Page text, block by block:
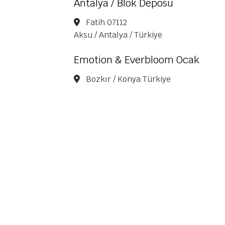
Antalya / Blok Deposu
Fatih 07112
Aksu / Antalya / Türkiye
Emotion & Everbloom Ocak
Bozkır / Konya Türkiye